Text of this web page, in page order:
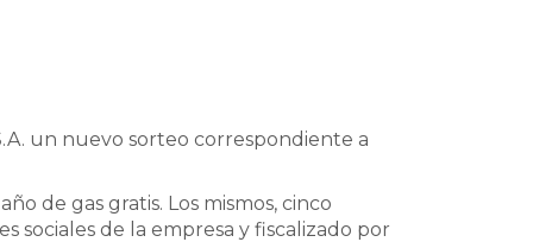
un nuevo sorteo correspondiente a
de gas gratis. Los mismos, cinco
sociales de la empresa y fiscalizado por